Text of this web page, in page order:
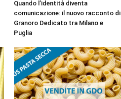
Quando l’identità diventa
comunicazione: il nuovo racconto di
Granoro Dedicato tra Milano e
Puglia